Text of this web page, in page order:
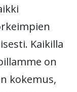
Kaikilla
on
kokemus,